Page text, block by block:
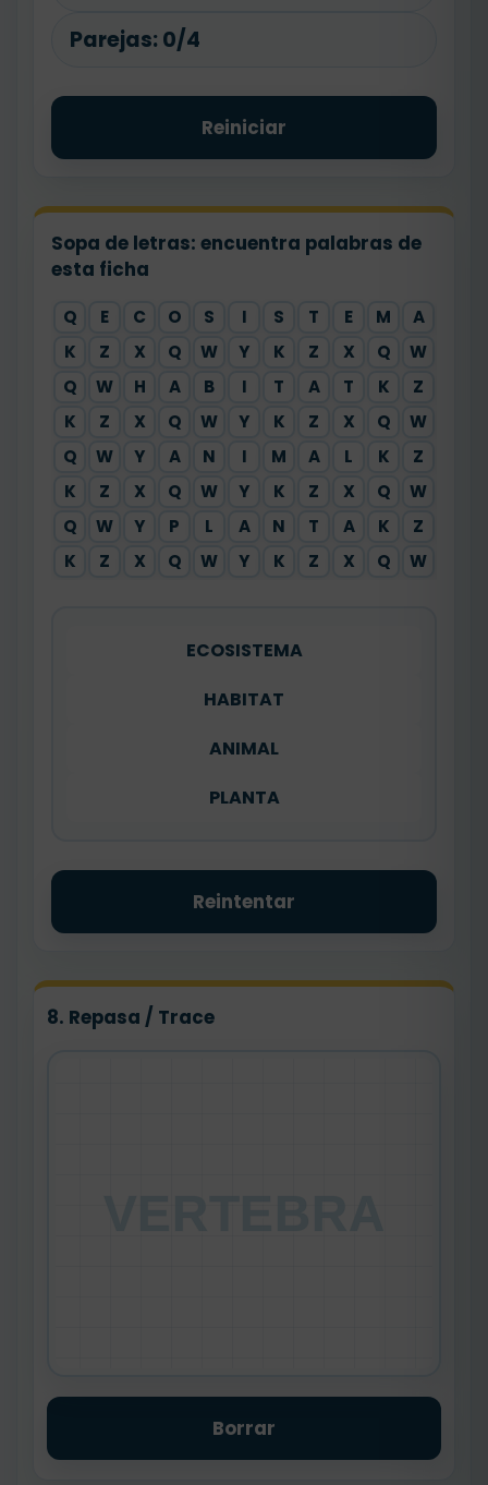
Parejas: 0/4
Reiniciar
Sopa de letras: encuentra palabras de
esta ficha
Q E C O S I S T E M A
K
Z X Q W Y K Z X Q W
Q
W H A B I T A T K Z
K
Z X Q W Y K Z X Q W
Q
W Y A N I M A L K Z
K
Z X Q W Y K Z X Q W
Q
W Y P L A N T A K Z
K
Z X Q W Y K Z X Q W
ECOSISTEMA
HABITAT
ANIMAL
PLANTA
Reintentar
8. Repasa / Trace
Borrar